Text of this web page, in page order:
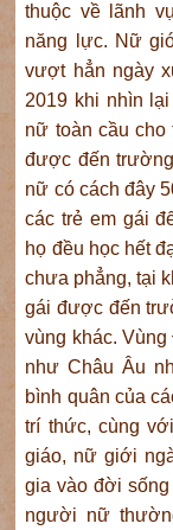
thuộc về lãnh
năng lực. Nữ
vượt hẳn ngày
2019 khi nhìn
nữ toàn cầu cho
được đến
nữ có cách đây
các trẻ em gái
họ đều học hết
chưa phẳng, tại
gái được đến
vùng khác.
như Châu Âu
bình quân của
trí thức, cùng
giáo, nữ giới
gia vào đời
người nữ